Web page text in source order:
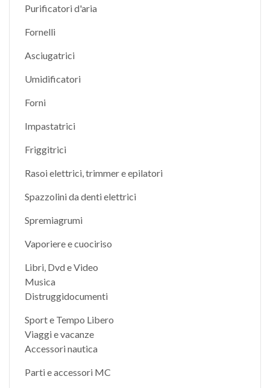
Purificatori d'aria
Fornelli
Asciugatrici
Umidificatori
Forni
Impastatrici
Friggitrici
Rasoi elettrici, trimmer e epilatori
Spazzolini da denti elettrici
Spremiagrumi
Vaporiere e cuociriso
Libri, Dvd e Video
Musica
Distruggidocumenti
Sport e Tempo Libero
Viaggi e vacanze
Accessori nautica
Parti e accessori MC